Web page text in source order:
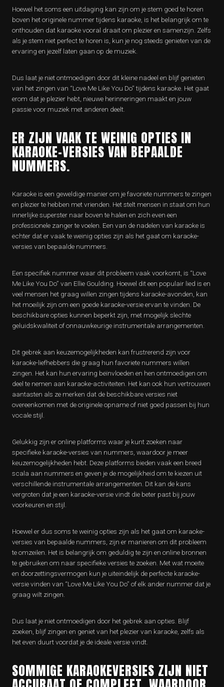
Hoewel het soms een uitdaging kan zijn om je stem goed te horen
boven het originele nummer tijdens karaoke, is het belangrijk om te
onthouden dat karaoke vooral draait om plezier en samenzijn. Zelfs
als je stem niet perfect te horen is, kun je nog steeds genieten van de
ervaring en jezelf laten gaan op de muziek.
Dus laat je niet ontmoedigen door dit kleine nadeel en blijf genieten
van het zingen van “Love Me Like You Do” tijdens karaoke. Het gaat
erom dat je plezier hebt, nieuwe herinneringen maakt en jouw
passie voor muziek met anderen deelt.
ER ZIJN VAAK TE WEINIG OPTIES IN
KARAOKE-VERSIES VAN BEPAALDE
NUMMERS.
Karaoke is een geweldige manier om je favoriete nummers te zingen
en plezier te hebben met vrienden. Het stelt mensen in staat om hun
innerlijke superster naar boven te halen en zich even een
professionele zanger te voelen. Een van de nadelen van karaoke is
echter dat er vaak te weinig opties zijn als het gaat om karaoke-
versies van bepaalde nummers.
Een specifiek nummer waar dit probleem vaak voorkomt, is “Love
Me Like You Do” van Ellie Goulding. Hoewel dit een populair lied is en
veel mensen het graag willen zingen tijdens karaoke-avonden, kan
het moeilijk zijn om een goede karaoke-versie ervan te vinden. De
beschikbare opties kunnen beperkt zijn, met mogelijk slechte
geluidskwaliteit of onnauwkeurige instrumentale arrangementen.
Dit gebrek aan keuzemogelijkheden kan frustrerend zijn voor
karaoke-liefhebbers die graag hun favoriete nummers willen
zingen. Het kan hun ervaring beïnvloeden en hen ontmoedigen om
deel te nemen aan karaoke-activiteiten. Het kan ook hun vertrouwen
aantasten als ze merken dat de beschikbare versies niet
overeenkomen met de originele opname of niet goed passen bij hun
vocale stijl.
Gelukkig zijn er online platforms waar je kunt zoeken naar
specifieke karaoke-versies van nummers, waardoor je meer
keuzemogelijkheden hebt. Deze platforms bieden vaak een breed
scala aan nummers en geven je de mogelijkheid om te kiezen uit
verschillende instrumentale arrangementen. Dit kan de kans
vergroten dat je een karaoke-versie vindt die beter past bij jouw
voorkeuren en stijl.
Hoewel er dus soms te weinig opties zijn als het gaat om karaoke-
versies van bepaalde nummers, zijn er manieren om dit probleem
te omzeilen. Het is belangrijk om geduldig te zijn en online bronnen
te gebruiken om naar specifieke versies te zoeken. Met wat moeite
en doorzettingsvermogen kun je uiteindelijk de perfecte karaoke-
versie vinden van “Love Me Like You Do” of elk ander nummer dat je
graag wilt zingen.
Dus laat je niet ontmoedigen door het gebrek aan opties. Blijf
zoeken, blijf zingen en geniet van het plezier van karaoke, zelfs als
het even duurt voordat je de ideale versie vindt.
SOMMIGE KARAOKEVERSIES ZIJN NIET